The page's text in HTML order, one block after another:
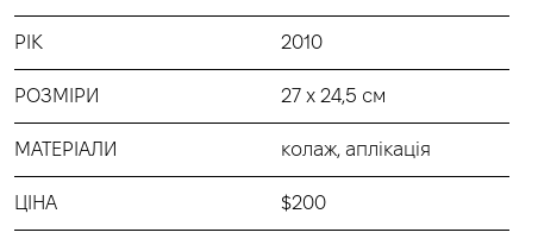
РІК 2010
РОЗМІРИ 27 х 24,5 см
МАТЕРІАЛИ колаж, аплікація
ЦІНА $200